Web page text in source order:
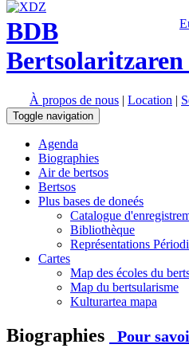
BDB
Bertsolaritzaren
À propos de nous | Location |
Toggle navigation
Agenda
Biographies
Air de bertsos
Bertsos
Plus bases de doneés
Catalogue
Bibliothèque
Représentations
Cartes
Map des écoles du
Map du bertsularisme
Kulturartea mapa
Biographies Pour